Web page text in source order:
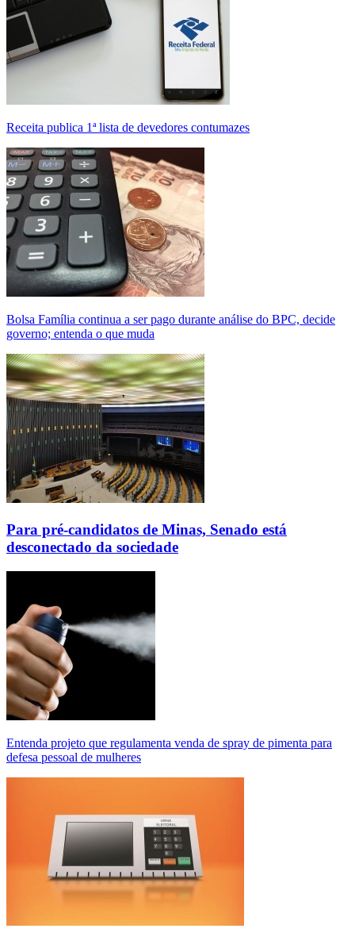
Receita publica 1ª lista de devedores contumazes
Bolsa Família continua a ser pago durante análise do BPC, decide
governo; entenda o que muda
Para pré-candidatos de Minas, Senado está
desconectado da sociedade
Entenda projeto que regulamenta venda de spray de pimenta para
defesa pessoal de mulheres